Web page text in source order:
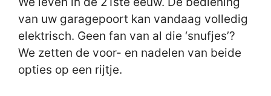
van uw garagepoort kan vandaag volledig
elektrisch. Geen fan van al die ‘snufjes’?
We zetten de voor- en nadelen van beide
opties op een rijtje.